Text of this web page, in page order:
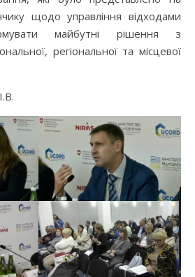
щодо управління відходами
майбутні рішення з
регіональної та місцевої